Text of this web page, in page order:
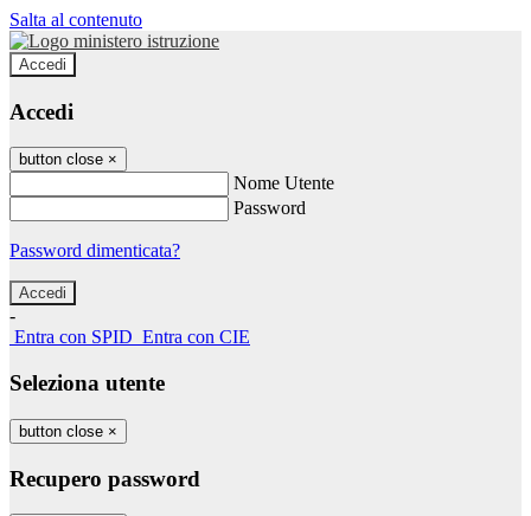
Salta al contenuto
Accedi
Accedi
button close ×
Nome Utente
Password
Password dimenticata?
-
Entra con SPID Entra con CIE
Seleziona utente
button close ×
Recupero password